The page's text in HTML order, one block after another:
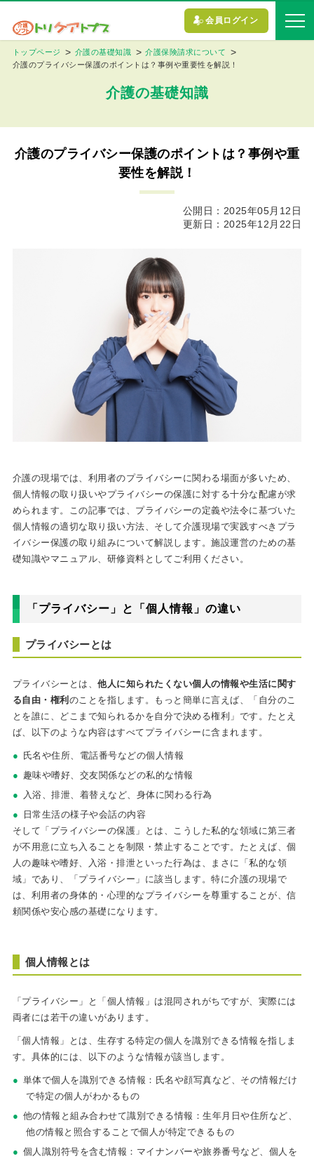
会員ログイン
トップページ 介護の基礎知識
介護保険請求について
介護のプライバシー保護のポイントは？事例や重要性を解説！
介護の基礎知識
介護のプライバシー保護のポイントは？事例や重
要性を解説！
公開日：2025年05月12日
更新日：2025年12月22日
介護の現場では、利用者のプライバシーに関わる場面が多いため、
個人情報の取り扱いやプライバシーの保護に対する十分な配慮が求
められます。この記事では、プライバシーの定義や法令に基づいた
個人情報の適切な取り扱い方法、そして介護現場で実践すべきプラ
イバシー保護の取り組みについて解説します。施設運営のための基
礎知識やマニュアル、研修資料としてご利用ください。
「プライバシー」と「個人情報」の違い
プライバシーとは
プライバシーとは、他人に知られたくない個人の情報や生活に関す
る自由・権利 のことを指します。もっと簡単に言えば、「自分のこ
とを誰に、どこまで知られるかを自分で決める権利」です。たとえ
ば、以下のような内容はすべてプライバシーに含まれます。
氏名や住所、電話番号などの個人情報
趣味や嗜好、交友関係などの私的な情報
入浴、排泄、着替えなど、身体に関わる行為
日常生活の様子や会話の内容
そして「プライバシーの保護」とは、こうした私的な領域に第三者
が不用意に立ち入ることを制限・禁止することです。たとえば、個
人の趣味や嗜好、入浴・排泄といった行為は、まさに「私的な領
域」であり、「プライバシー」に該当します。特に介護の現場で
は、利用者の身体的・心理的なプライバシーを尊重することが、信
頼関係や安心感の基礎になります。
個人情報とは
「プライバシー」と「個人情報」は混同されがちですが、実際には
両者には若干の違いがあります。
「個人情報」とは、生存する特定の個人を識別できる情報を指しま
す。具体的には、以下のような情報が該当します。
単体で個人を識別できる情報：氏名や顔写真など、その情報だけ
で特定の個人がわかるもの
他の情報と組み合わせて識別できる情報：生年月日や住所など、
他の情報と照合することで個人が特定できるもの
個人識別符号を含む情報：マイナンバーや旅券番号など、個人を